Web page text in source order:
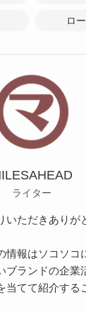
ロ
ライター
いただきありが
情報はソコソコ
ブランドの企業
当てて紹介する